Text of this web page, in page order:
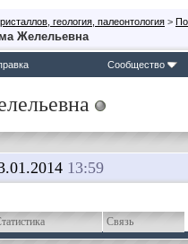
геология, палеонтология >
Желельевна
Сообщество
13:59
Связь